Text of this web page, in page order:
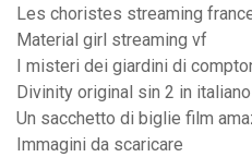
Les choristes streaming
Material girl streaming vf
I misteri dei giardini di
Divinity original sin 2 in italiano
Un sacchetto di biglie film
Immagini da scaricare